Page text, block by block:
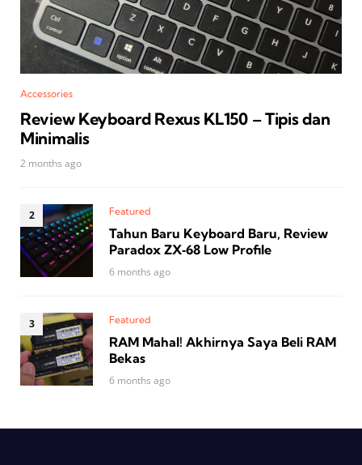
Accessories
Review Keyboard Rexus KL150 – Tipis dan
Minimalis
2 months ago
Featured
Tahun Baru Keyboard Baru, Review
Paradox ZX‑68 Low Profile
6 months ago
Featured
RAM Mahal! Akhirnya Saya Beli RAM
Bekas
6 months ago